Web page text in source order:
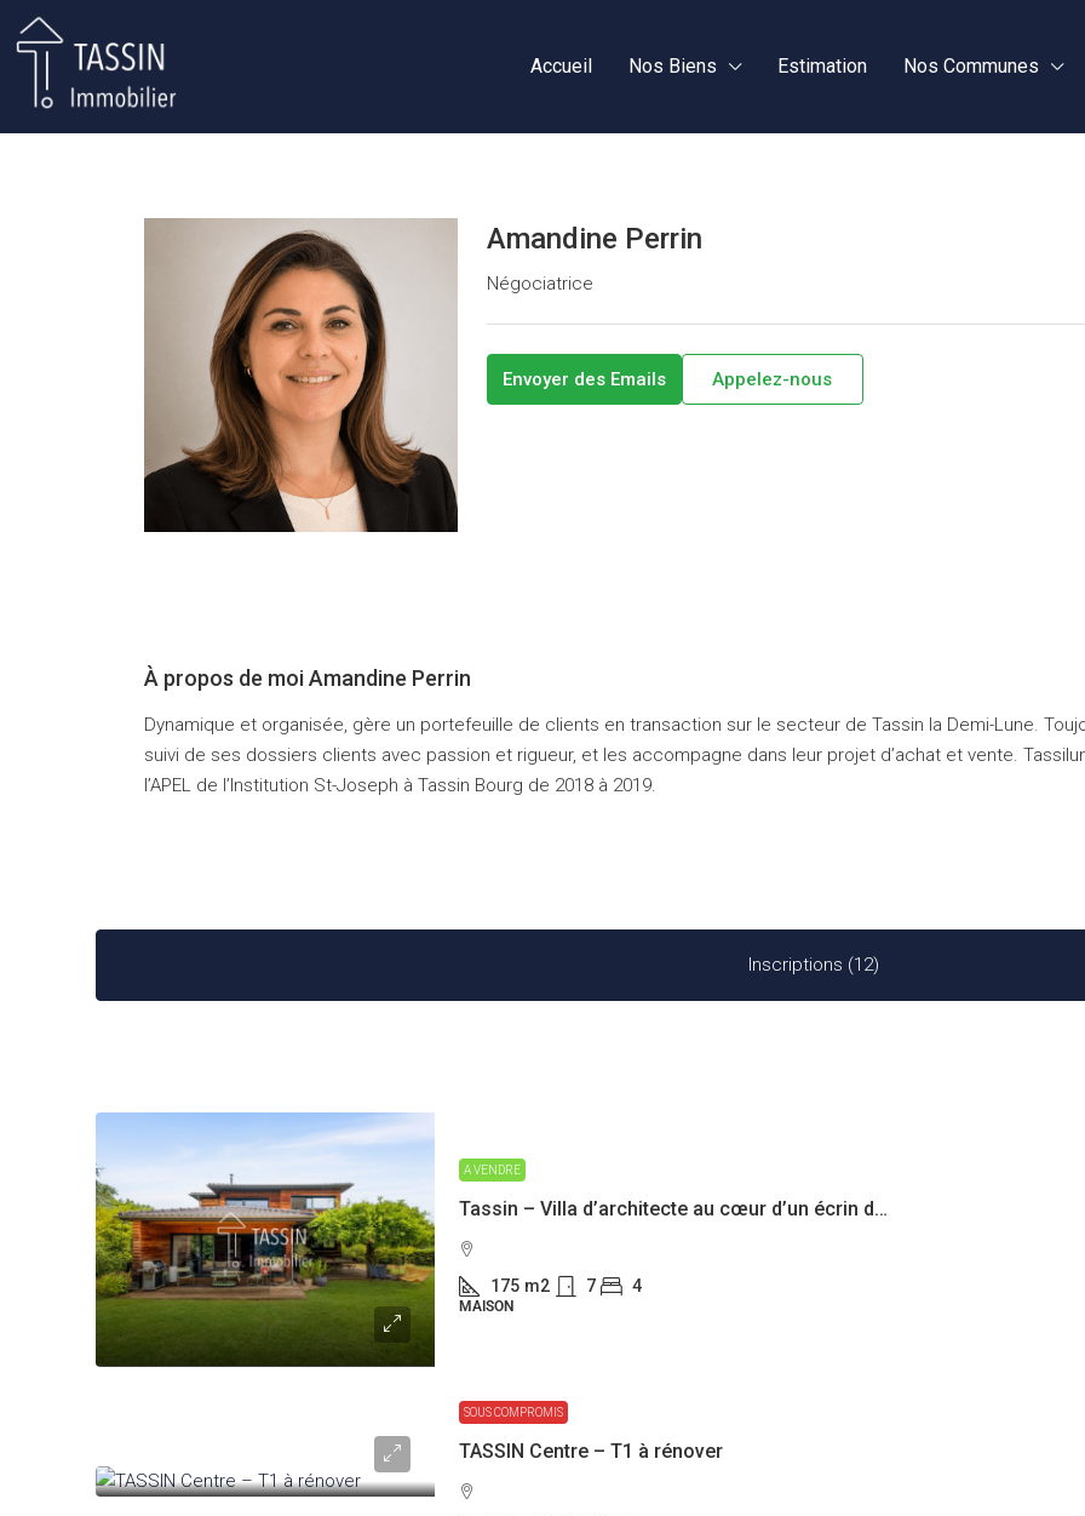
Accueil Nos Biens Estimation Nos Communes
Amandine Perrin
Négociatrice
Envoyer des Emails Appelez-nous
À propos de moi Amandine Perrin
Dynamique et organisée, gère un portefeuille de clients en transaction sur le secteur de Tassin la Demi-Lune.
suivi de ses dossiers clients avec passion et rigueur, et les accompagne dans leur projet d’achat et vente.
l’APEL de l’Institution St-Joseph à Tassin Bourg de 2018 à 2019.
Inscriptions (12)
A VENDRE
Tassin – Villa d’architecte au cœur d’un écrin de verdure
175 m2 7 4
MAISON
SOUS COMPROMIS
TASSIN Centre – T1 à rénover